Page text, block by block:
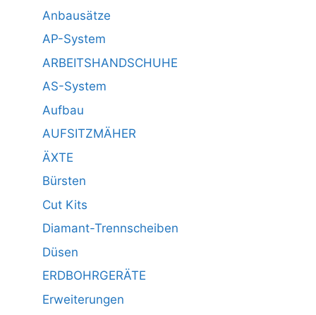
Anbausätze
AP-System
ARBEITSHANDSCHUHE
AS-System
Aufbau
AUFSITZMÄHER
ÄXTE
Bürsten
Cut Kits
Diamant-Trennscheiben
Düsen
ERDBOHRGERÄTE
Erweiterungen